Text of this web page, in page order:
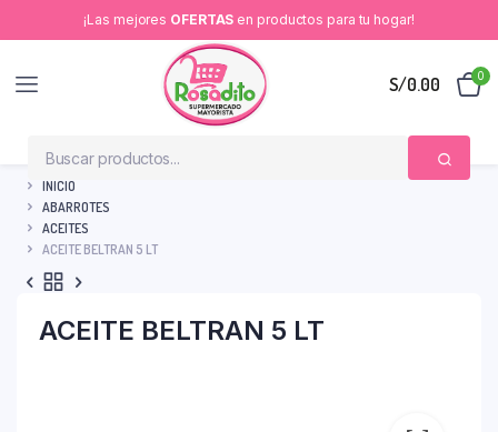
¡Las mejores OFERTAS en productos para tu hogar!
S/0.00 0
INICIO
ABARROTES
ACEITES
ACEITE BELTRAN 5 LT
ACEITE BELTRAN 5 LT